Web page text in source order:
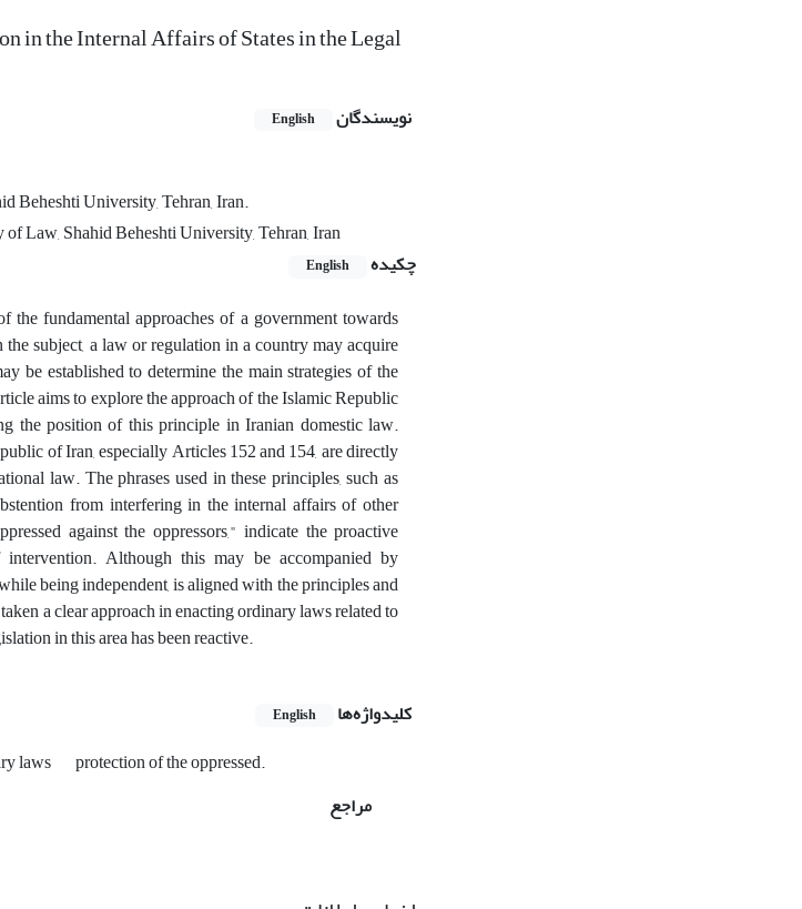
in the Internal Affairs ‎of States in the Legal
نویسندگان English
Ph.D Student in International Law, Faculty of Law, Shahid Beheshti University,‎‏ ‏Tehran, Iran.‎
of Law, Shahid Beheshti University, ‎Tehran, Iran‎
چکیده
English
the fundamental approaches of a government towards
subject, a law or regulation in a country may acquire
be established to determine the main strategies of the
aims to explore the approach of the Islamic Republic
the position of this principle in Iranian domestic law.
of Iran, especially Articles 152 and 154, are directly
law. The phrases used in these principles, such as
from interfering in the internal affairs of other
against the oppressors," indicate the proactive
Although this may be accompanied by
being independent, is aligned with the principles and
a clear approach in enacting ordinary laws related to
in this area has been reactive.
کلیدواژه‌ها English
laws
‎ protection of the ‎oppressed.‎
مراجع